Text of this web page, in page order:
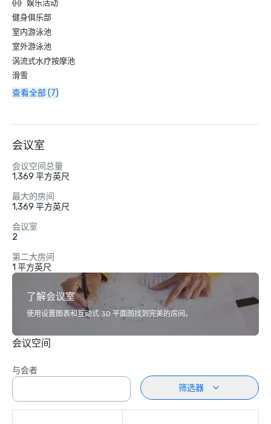
娱乐活动
健身俱乐部
室内游泳池
室外游泳池
涡流式水疗按摩池
滑雪
查看全部 (7)
会议室
会议空间总量
1,369 平方英尺
最大的房间
1,369 平方英尺
会议室
2
第二大房间
1 平方英尺
了解会议室
使用设置图表和互动式 3D 平面图找到完美的房间。
会议空间
与会者
筛选器